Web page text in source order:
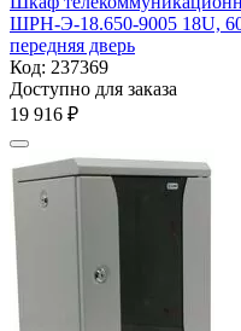
ШРН-Э-18.650-9005 18U,
передняя дверь
Код: 237369
Доступно для заказа
19 916 ₽